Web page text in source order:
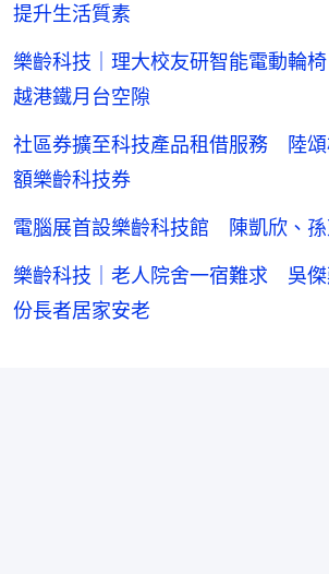
提升生活質素
樂齡科技｜理大校友研智能電動輪
越港鐵月台空隙
社區券擴至科技產品租借服務 陸頌
額樂齡科技券
電腦展首設樂齡科技館 陳凱欣、孫
樂齡科技｜老人院舍一宿難求 吳傑
份長者居家安老